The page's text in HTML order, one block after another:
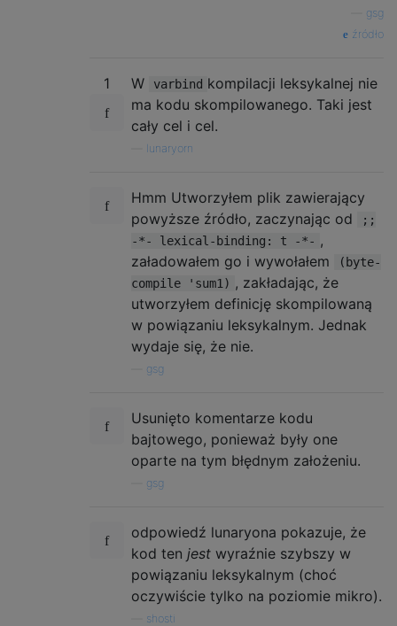
gsg
źródło
1 W varbind kompilacji leksykalnej nie
ma kodu skompilowanego. Taki jest
cały cel i cel.
lunaryorn
Hmm Utworzyłem plik zawierający
powyższe źródło, zaczynając od
;;
-*- lexical-binding: t -*- ,
załadowałem go i wywołałem
(byte-
compile 'sum1) , zakładając, że
utworzyłem definicję skompilowaną
w powiązaniu leksykalnym. Jednak
wydaje się, że nie.
gsg
Usunięto komentarze kodu
bajtowego, ponieważ były one
oparte na tym błędnym założeniu.
gsg
odpowiedź lunaryona pokazuje, że
kod ten jest wyraźnie szybszy w
powiązaniu leksykalnym (choć
oczywiście tylko na poziomie mikro).
shosti